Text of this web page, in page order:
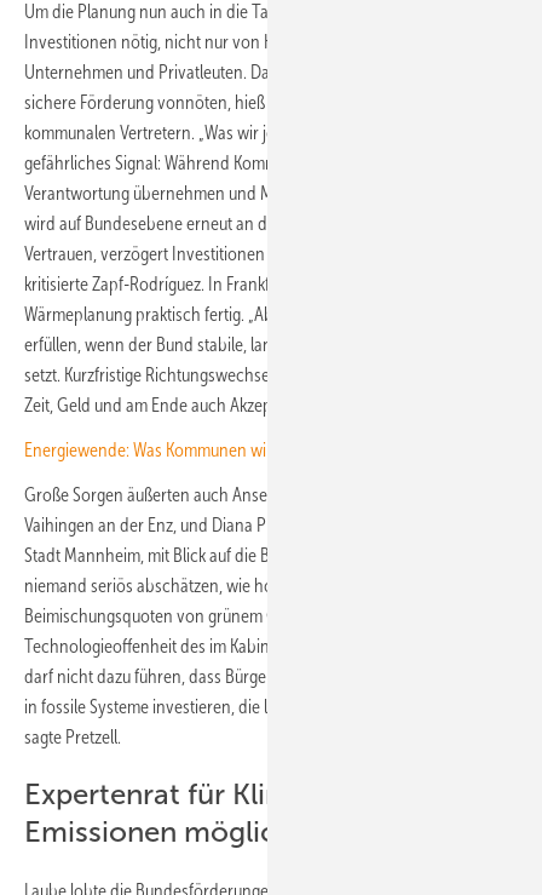
Um die Planung nun auch in die Tat umzusetzen, sind große
Investitionen nötig, nicht nur von Kommunen, sondern auch von
Unternehmen und Privatleuten. Dafür seien ein klarer Kurs und
sichere Förderung vonnöten, hieß es übereinstimmend von den
kommunalen Vertretern. „Was wir jetzt aber erleben, ist ein
gefährliches Signal: Während Kommunen und Stadtwerke vor Ort
Verantwortung übernehmen und Milliardeninvestitionen vorbereiten,
wird auf Bundesebene erneut an den Regeln gerüttelt. Das gefährdet
Vertrauen, verzögert Investitionen und bremst den Fortschritt“,
kritisierte Zapf-Rodríguez. In Frankfurt sei die kommunale
Wärmeplanung praktisch fertig. „Aber wir können diese Aufgabe nur
erfüllen, wenn der Bund stabile, langfristige Rahmenbedingungen
setzt. Kurzfristige Richtungswechsel helfen niemandem – sie kosten
Zeit, Geld und am Ende auch Akzeptanz.“
Energiewende: Was Kommunen wirklich ausbremst
Große Sorgen äußerten auch Anselm Laube, Leiter der Stadtwerke
Vaihingen an der Enz, und Diana Pretzell, Erste Bürgermeisterin der
Stadt Mannheim, mit Blick auf die Bezahlbarkeit. Denn noch kann
niemand seriös abschätzen, wie hoch die Kosten für die
Beimischungsquoten von grünem Gas und Öl ausfallen. „Die geplante
Technologieoffenheit des im Kabinett beschlossenen Gesetzentwurfs
darf nicht dazu führen, dass Bürgerinnen und Bürger aus Unsicherheit
in fossile Systeme investieren, die langfristig zur Kostenfalle werden“,
sagte Pretzell.
Expertenrat für Klimafragen: Höhere
Emissionen möglich
Laube lobte die Bundesförderungen für erneuerbare Wärmenetze und